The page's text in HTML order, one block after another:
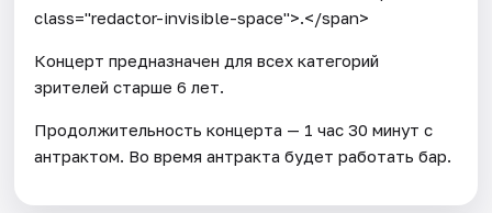
class="redactor-invisible-space">.</span>
Концерт предназначен для всех категорий
зрителей старше 6 лет.
Продолжительность концерта — 1 час 30 минут с
антрактом. Во время антракта будет работать бар.